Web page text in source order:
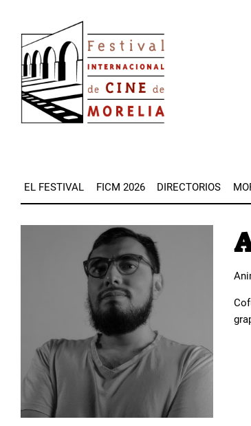
contenido
principal
EL FESTIVAL FICM 2026 DIRECTORIOS